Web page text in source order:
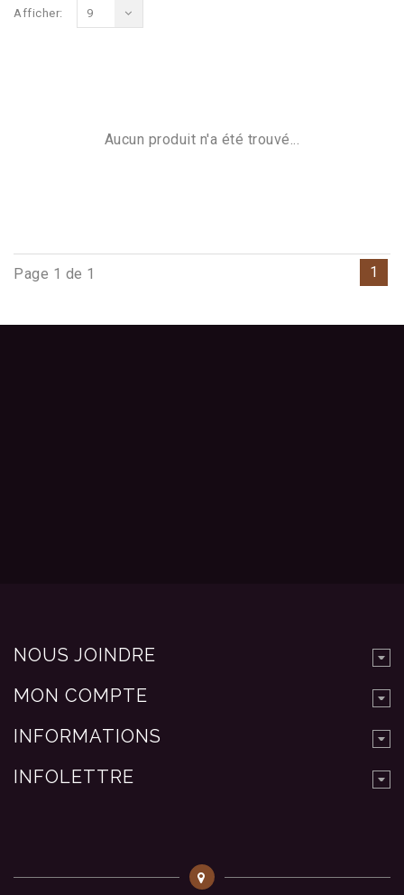
Afficher: 9
Aucun produit n'a été trouvé...
Page 1 de 1 1
NOUS JOINDRE
MON COMPTE
INFORMATIONS
INFOLETTRE